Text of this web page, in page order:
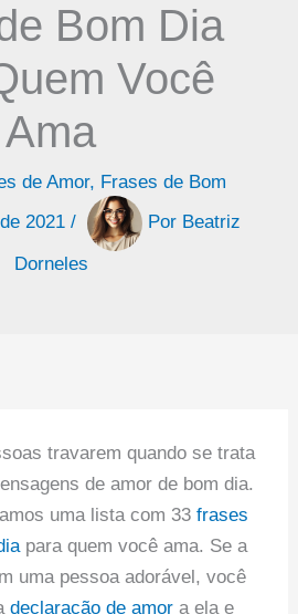
Bom Dia
Você
Ama
de Amor, Frases de Bom
2021 / Por Beatriz
Dorneles
travarem quando se trata
de amor de bom dia.
uma lista com 33frases
para quem você ama. Se a
uma pessoa adorável, você
declaração de amor a ela e